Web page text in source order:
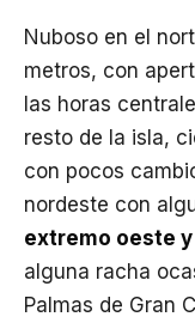
Nuboso en el
metros, con
las horas
resto de la isla,
con pocos
nordeste con
extremo oeste
alguna racha
Palmas de Gran